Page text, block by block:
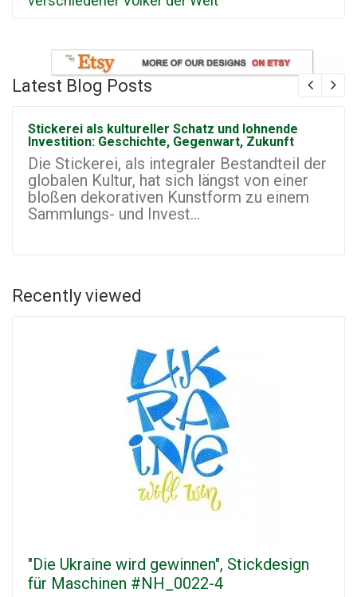
Latest Blog Posts
Stickerei als kultureller Schatz und lohnende
Investition: Geschichte, Gegenwart, Zukunft
Die Stickerei, als integraler Bestandteil der
globalen Kultur, hat sich längst von einer
bloßen dekorativen Kunstform zu einem
Sammlungs- und Invest...
Recently viewed
"Die Ukraine wird gewinnen", Stickdesign
für Maschinen #NH_0022-4